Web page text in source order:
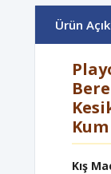
Ürün
Kış